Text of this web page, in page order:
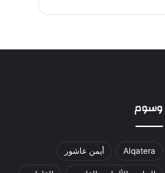
وسوم
Alqatera أيمن عاشور